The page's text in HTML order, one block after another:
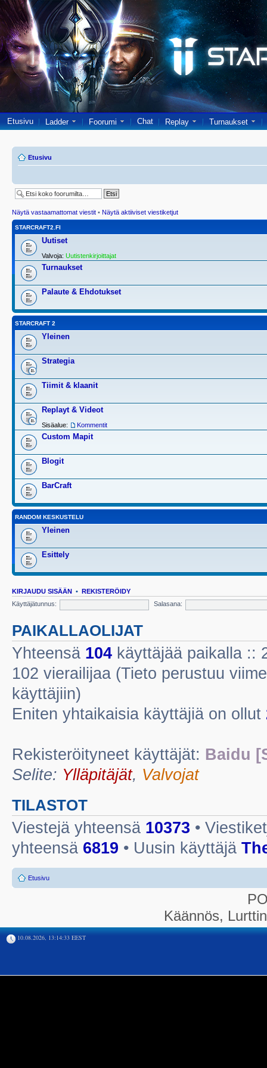
Etusivu Ladder Foorumi Chat Replay Turnaukset
Etusivu
Näytä vastaamattomat viestit • Näytä aktiiviset viestiketjut
STARCRAFT2.FI
Uutiset
Valvoja: Uutistenkirjoittajat
Turnaukset
Palaute & Ehdotukset
STARCRAFT 2
Yleinen
Strategia
Tiimit & klaanit
Replayt & Videot
Sisäalue: Kommentit
Custom Mapit
Blogit
BarCraft
RANDOM KESKUSTELU
Yleinen
Esittely
KIRJAUDU SISÄÄN • REKISTERÖIDY
Käyttäjätunnus:
Salasana:
PAIKALLAOLIJAT
Yhteensä 104 käyttäjää paikalla ::
102 vierailijaa (Tieto perustuu
käyttäjiin)
Eniten yhtaikaisia käyttäjiä on ollut
Rekisteröityneet käyttäjät: Baidu
Selite: Ylläpitäjät, Valvojat
TILASTOT
Viestejä yhteensä 10373 •
yhteensä 6819 • Uusin käyttäjä
Etusivu
Käännös,
10.08.2026, 13:14:33 EEST